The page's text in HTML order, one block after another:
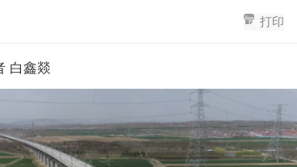
打印
白鑫燚